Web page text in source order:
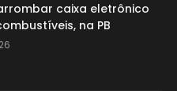
caixa eletrônico
na PB